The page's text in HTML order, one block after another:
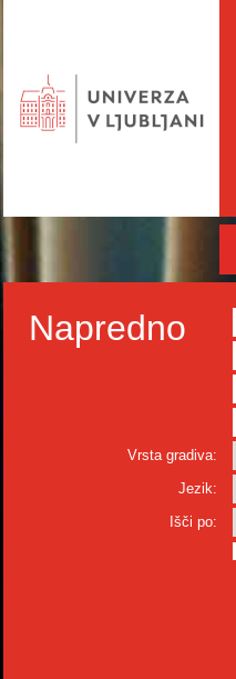
Napredno
Vrsta gradiva:
Jezik:
Išči po: